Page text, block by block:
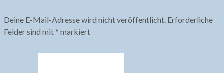
Deine E-Mail-Adresse wird nicht veröffentlicht. Erforderliche
Felder sind mit* markiert